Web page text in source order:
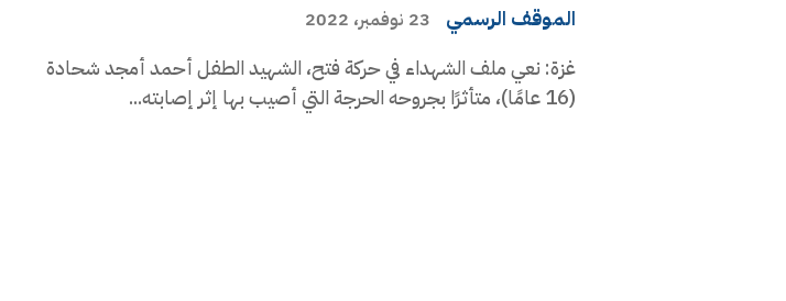
الموقف الرسمي 23 نوفمبر، 2022
غزة: نعي ملف الشهداء في حركة فتح، الشهيد الطفل أحمد أمجد شحادة
(16 عامًا)، متأثرًا بجروحه الحرجة التي أصيب بها إثر إصابته...